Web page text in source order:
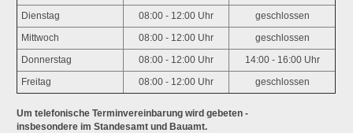
Dienstag 08:00 - 12:00 Uhr geschlossen
Mittwoch 08:00 - 12:00 Uhr geschlossen
Donnerstag 08:00 - 12:00 Uhr 14:00 - 16:00 Uhr
Freitag 08:00 - 12:00 Uhr geschlossen
Um telefonische Terminvereinbarung wird gebeten -
insbesondere im Standesamt und Bauamt.